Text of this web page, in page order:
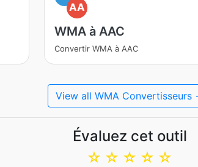
AA
WMA à AAC
Convertir WMA à AAC
View all WMA Convertisseurs
Évaluez cet outil
☆
☆
☆
☆
☆